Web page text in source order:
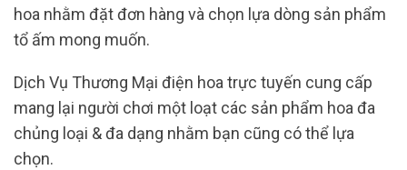
hoa nhằm đặt đơn hàng và chọn lựa dòng sản phẩm
tổ ấm mong muốn.
Dịch Vụ Thương Mại điện hoa trực tuyến cung cấp
mang lại người chơi một loạt các sản phẩm hoa đa
chủng loại & đa dạng nhằm bạn cũng có thể lựa
chọn.